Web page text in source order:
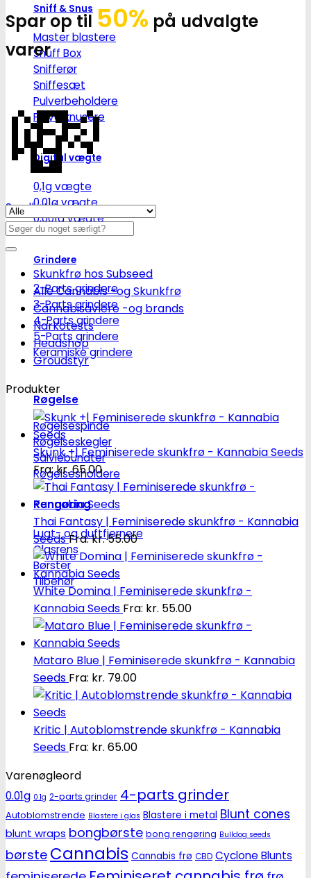
Sniff & Snus
Master blastere
Snuff Box
Snifferør
Sniffesæt
Pulverbeholdere
Pulverknusere
Digital vægte
0,1g vægte
0,01g vægte
0,001g vægte
Grindere
2-Parts grindere
3-Parts grindere
4-Parts grindere
5-Parts grindere
Keramiske grindere
Røgelse
Røgelsespinde
Røgelseskegler
Salviebundter
Røgelsesholdere
Rengøring
Lugt- og duftfjernere
Glasrens
Børster
Tilbehør
Spar op til 50% på udvalgte
varer
💸
Se alle tilbud her
Søg
efter:
Skunkfrø hos Subseed
Alle Cannabis -og Skunkfrø
Cannabisavlere -og brands
Narkotests
Headshop
Groudstyr
Produkter
Skunk +| Feminiserede skunkfrø - Kannabia Seeds
Fra:kr.65.00
Thai Fantasy | Feminiserede skunkfrø - Kannabia
SeedsFra:kr.55.00
White Domina | Feminiserede skunkfrø -
Kannabia Seeds Fra: kr. 55.00
Mataro Blue | Feminiserede skunkfrø - Kannabia
Seeds Fra: kr. 79.00
Kritic | Autoblomstrende skunkfrø - Kannabia
Seeds Fra: kr. 65.00
Varenøgleord
0.01g 0.1g 2-parts grinder 4-parts grinder
Autoblomstrende Blastere i glas Blastere i metal Blunt cones
blunt wraps bongbørste bong rengøring Bulldog seeds
børste Cannabis Cannabis frø CBD Cyclone Blunts